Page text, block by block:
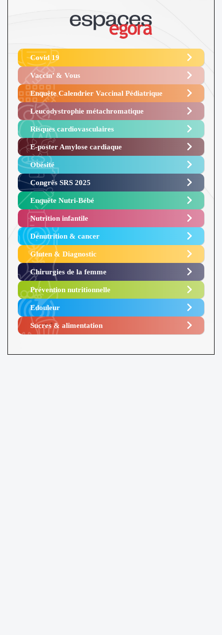
Covid 19
Vaccin’ & Vous
Enquête Calendrier Vaccinal Pédiatrique
Leucodystrophie métachromatique
Risques cardiovasculaires
E-poster Amylose cardiaque ​
Obésité ​
Congrès SRS 2025 ​
Enquête Nutri-Bébé ​
Nutrition infantile
Dénutrition & cancer
Gluten & Diagnostic
Chirurgies de la femme
Prévention nutritionnelle
Edouleur​
Sucres & alimentation​